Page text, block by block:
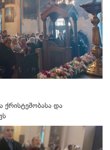
ქრისტეშობასა და